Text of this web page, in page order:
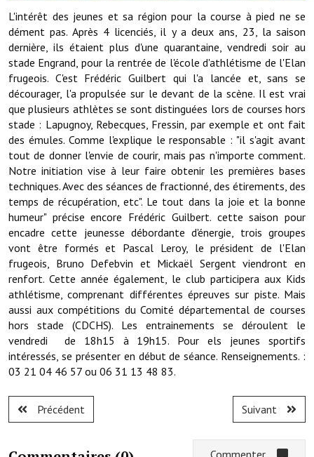
Numéros d'urgence
Terrains et maisons à vendre
VOTRE MAIRIE
Elus et agents
L'équipe municipale
Le personnel municipal
Les moyens financiers
Note de synthèse financière
Rapport d'orientation budgétaire
Actions et projets
Projets et travaux en cours
Procès verbaux des conseils municipaux
Communication
Toutes les publications
Le village dans l'intercommunalité
L'intérêt des jeunes et sa région pour la course à pied ne se
dément pas. Après 4 licenciés, il y a deux ans, 23, la saison
dernière, ils étaient plus d'une quarantaine, vendredi soir au
stade Engrand, pour la rentrée de l'école d'athlétisme de l'Elan
frugeois. C'est Frédéric Guilbert qui l'a lancée et, sans se
décourager, l'a propulsée sur le devant de la scène. Il est vrai
que plusieurs athlètes se sont distinguées lors de courses hors
stade : Lapugnoy, Rebecques, Fressin, par exemple et ont fait
des émules. Comme l'explique le responsable : "il s'agit avant
tout de donner l'envie de courir, mais pas n'importe comment.
Notre initiation vise à leur faire obtenir les premières bases
techniques. Avec des séances de fractionné, des étirements, des
temps de récupération, etc". Le tout dans la joie et la bonne
humeur" précise encore Frédéric Guilbert. cette saison pour
encadre cette jeunesse débordante d'énergie, trois groupes
vont être formés et Pascal Leroy, le président de l'Elan
frugeois, Bruno Defebvin et Mickaël Sergent viendront en
renfort. Cette année également, le club participera aux Kids
athlétisme, comprenant différentes épreuves sur piste. Mais
aussi aux compétitions du Comité départemental de courses
hors stade (CDCHS). Les entrainements se déroulent le
vendredi de 18h15 à 19h15. Pour els jeunes sportifs
intéressés, se présenter en début de séance. Renseignements. :
03 21 04 46 57 ou 06 31 13 48 83.
Précédent Suivant